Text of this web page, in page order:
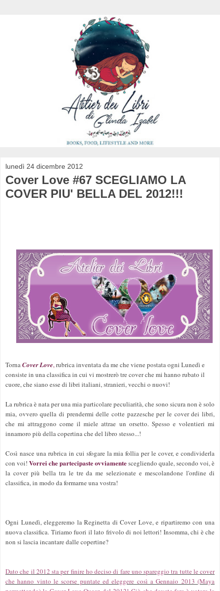
lunedì 24 dicembre 2012
Cover Love #67 SCEGLIAMO LA
COVER PIU' BELLA DEL 2012!!!
TornaCover Love,rubrica inventata da me che viene postata ogni Lunedì e
consiste in una classifica in cui vi mostrerò tre cover che mi hanno rubato il
cuore, che siano esse di libri italiani, stranieri, vecchi o nuovi!
La rubrica è nata per una mia particolare peculiarità, che sono sicura non è solo
mia, ovvero quella di prendermi delle cotte pazzesche per le cover dei libri,
che mi attraggono come il miele attrae un orsetto. Spesso e volentieri mi
innamoro più della copertina che del libro stesso...!
Così nasce una rubrica in cui sfogare la mia follia per le cover, e condividerla
con voi! Vorrei che partecipaste ovviamentescegliendo quale, secondo voi, è
la cover più bella tra le tre da me selezionate e mescolandone l'ordine di
classifica, in modo da formarne una vostra!
Ogni Lunedì, eleggeremo la Reginetta di Cover Love, e ripartiremo con una
nuova classifica. Tiriamo fuori il lato frivolo di noi lettori! Insomma, chi è che
non si lascia incantare dalle copertine?
Dato che il 2012 sta per finire ho deciso di fare uno spareggio tra tutte le cover
che hanno vinto le scorse puntate ed eleggere così a Gennaio 2013 (Maya